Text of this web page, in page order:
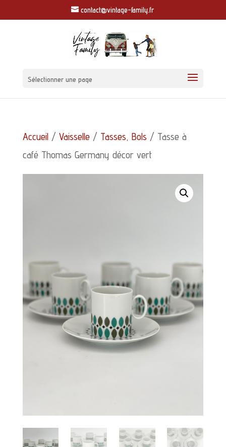
contact@vintage-family.fr
Sélectionner une page
Accueil/ Vaisselle/ Tasses, Bols / Tasse à
café Thomas Germany décor vert